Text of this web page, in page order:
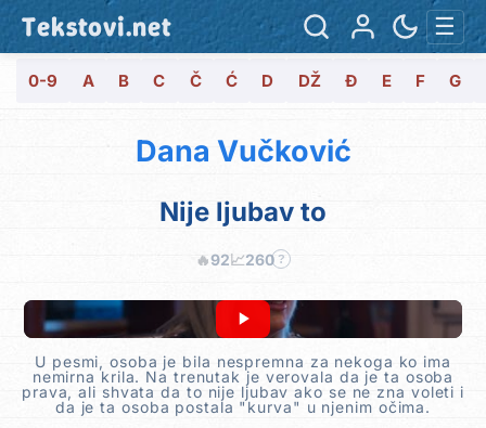
Tekstovi.net ☰
0-9 A B C Č Ć D DŽ Đ E F G
Dana Vučković
Nije ljubav to
🔥92📈260 ?
U pesmi, osoba je bila nespremna za nekoga ko ima
nemirna krila. Na trenutak je verovala da je ta osoba
prava, ali shvata da to nije ljubav ako se ne zna voleti i
da je ta osoba postala "kurva" u njenim očima.